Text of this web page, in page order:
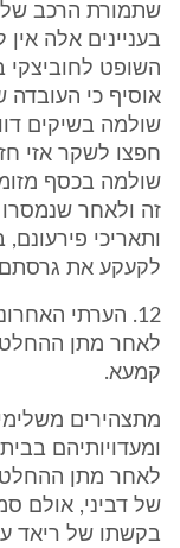
שתמורת הרכב
בעניינים אלה
השופט
אוסיף כי
שולמה בשיקים
חפצו לשקר אזי
שולמה בכסף
זה ולאחר
ותאריכי
לקעקע את גרסתם
12. הערתי
לאחר מתן
קמעא.
מתצהירים
ומעדויותיהם
לאחר מתן
של דביני, אולם
בקשתו של ריאד